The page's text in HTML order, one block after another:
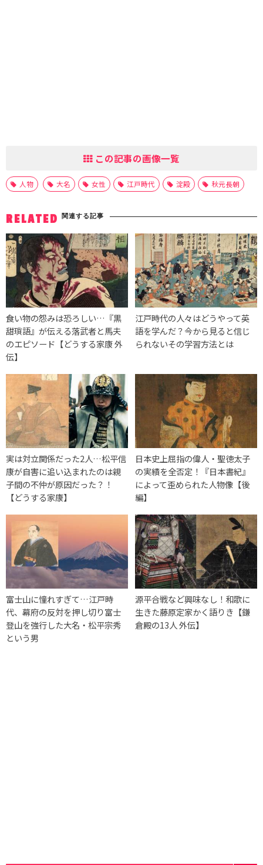
この記事の画像一覧
人物 大名 女性 江戸時代 淀殿 秋元長朝
RELATED 関連する記事
食い物の怨みは恐ろしい…『黒
甜瑣語』が伝える落武者と馬夫
のエピソード【どうする家康 外
伝】
江戸時代の人々はどうやって英
語を学んだ？今から見ると信じ
られないその学習方法とは
実は対立関係だった2人…松平信
康が自害に追い込まれたのは親
子間の不仲が原因だった？！
【どうする家康】
日本史上屈指の偉人・聖徳太子
の実績を全否定！『日本書紀』
によって歪められた人物像【後
編】
富士山に憧れすぎて…江戸時
代、幕府の反対を押し切り富士
登山を強行した大名・松平宗秀
という男
源平合戦など興味なし！和歌に
生きた藤原定家かく語りき【鎌
倉殿の13人 外伝】